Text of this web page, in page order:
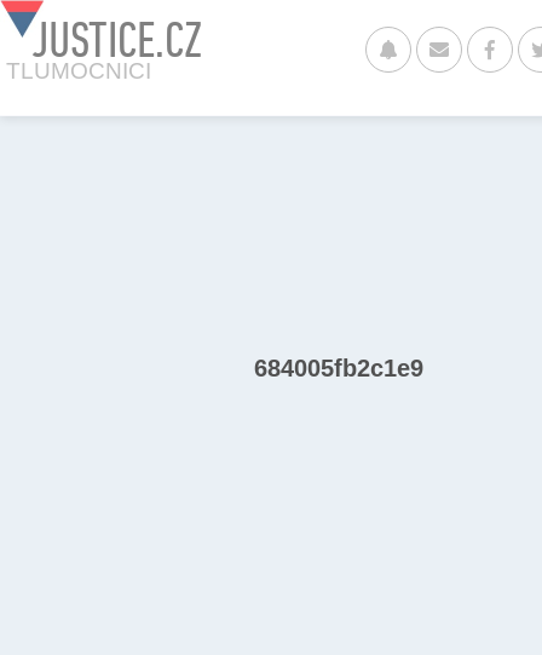
JUSTICE.CZ
TLUMOCNICI
684005fb2c1e9